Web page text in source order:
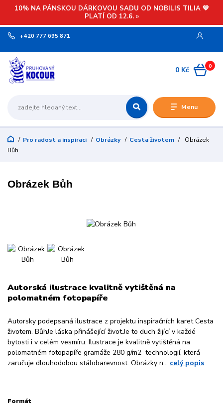
10% NA PÁNSKOU DÁRKOVOU SADU OD NOBILIS TILIA 💙
PLATÍ OD 12.6. »
Menu
+420 777 695 871
0
0 Kč
Pro radost a inspiraci Obrázky Cesta životem
Obrázek
Bůh
Obrázek Bůh
Autorská ilustrace kvalitně vytištěná na
polomatném fotopapíře
Autorsky podepsaná ilustrace z projektu inspiračních karet Cesta
životem. BůhJe láska přinášející život.Je to duch žijící v každé
bytosti i v celém vesmíru. Ilustrace je kvalitně vytištěná na
polomatném fotopapíře gramáže 280 g/m2 technologií, která
zaručuje dlouhodobou stálobarevnost. Obrázky n... celý popis
Formát